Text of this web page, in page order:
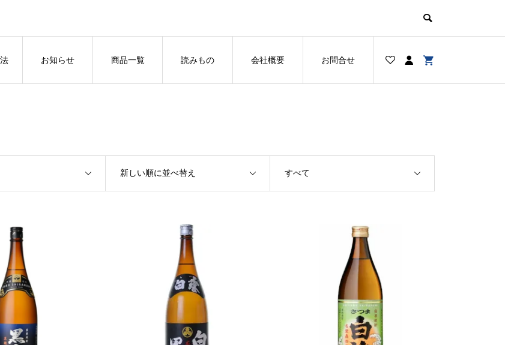
お知らせ 商品一覧 読みもの 会社概要 お問合せ
新しい順に並べ替え すべて